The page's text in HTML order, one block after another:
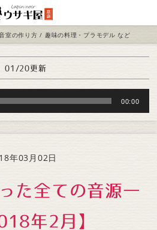
室の作り方 / 趣味の料理・プラモデル など
01/20更新
00:00
年03月02日
た全ての音源一
年2月】